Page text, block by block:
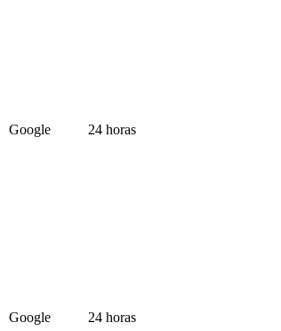
Google 24 horas
Google 24 horas